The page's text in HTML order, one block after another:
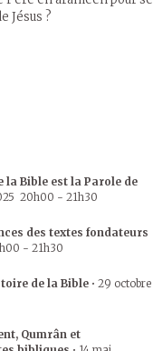
Jésus ?
la Bible est la Parole de
20h00 - 21h30
des textes fondateurs
- 21h30
de la Bible • 29 octobre
Qumrân et